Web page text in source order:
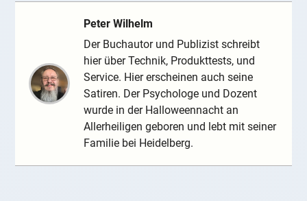
Peter Wilhelm
Der Buchautor und Publizist schreibt
hier über Technik, Produkttests, und
Service. Hier erscheinen auch seine
Satiren. Der Psychologe und Dozent
wurde in der Halloweennacht an
Allerheiligen geboren und lebt mit seiner
Familie bei Heidelberg.